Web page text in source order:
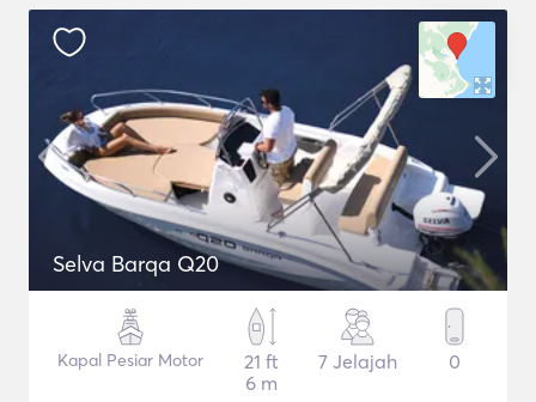
Selva Barqa Q20
Kapal Pesiar Motor
21 ft
6 m
7 Jelajah 0